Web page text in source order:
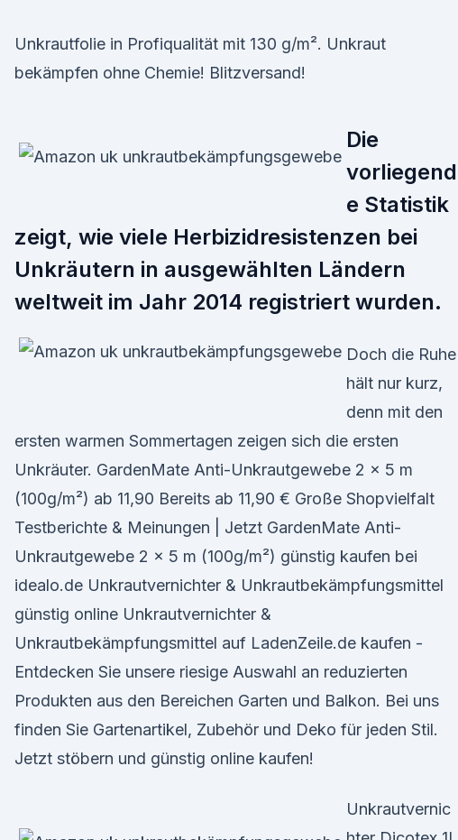
Unkrautfolie in Profiqualität mit 130 g/m². Unkraut
bekämpfen ohne Chemie! Blitzversand!
Die
vorliegend
e Statistik
zeigt, wie viele Herbizidresistenzen bei
Unkräutern in ausgewählten Ländern
weltweit im Jahr 2014 registriert wurden.
Doch die Ruhe
hält nur kurz,
denn mit den
ersten warmen Sommertagen zeigen sich die ersten
Unkräuter. GardenMate Anti-Unkrautgewebe 2 x 5 m
(100g/m²) ab 11,90 Bereits ab 11,90 € Große Shopvielfalt
Testberichte & Meinungen | Jetzt GardenMate Anti-
Unkrautgewebe 2 x 5 m (100g/m²) günstig kaufen bei
idealo.de Unkrautvernichter & Unkrautbekämpfungsmittel
günstig online Unkrautvernichter &
Unkrautbekämpfungsmittel auf LadenZeile.de kaufen -
Entdecken Sie unsere riesige Auswahl an reduzierten
Produkten aus den Bereichen Garten und Balkon. Bei uns
finden Sie Gartenartikel, Zubehör und Deko für jeden Stil.
Jetzt stöbern und günstig online kaufen!
Unkrautvernic